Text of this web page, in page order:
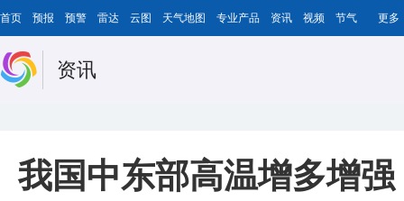
首页 预报 预警 雷达 云图 天气地图 专业产品 资讯 视频 节气 更多
资讯
我国中东部高温增多增